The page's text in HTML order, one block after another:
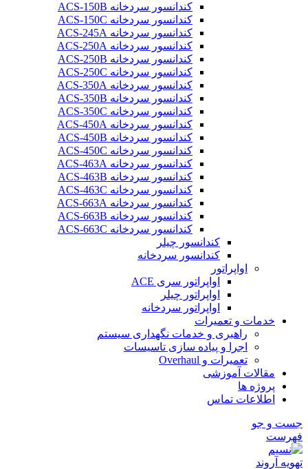
کندانسور سردخانه ACS-150B
کندانسور سردخانه ACS-150C
کندانسور سردخانه ACS-245A
کندانسور سردخانه ACS-250A
کندانسور سردخانه ACS-250B
کندانسور سردخانه ACS-250C
کندانسور سردخانه ACS-350A
کندانسور سردخانه ACS-350B
کندانسور سردخانه ACS-350C
کندانسور سردخانه ACS-450A
کندانسور سردخانه ACS-450B
کندانسور سردخانه ACS-450C
کندانسور سردخانه ACS-463A
کندانسور سردخانه ACS-463B
کندانسور سردخانه ACS-463C
کندانسور سردخانه ACS-663A
کندانسور سردخانه ACS-663B
کندانسور سردخانه ACS-663C
کندانسور چیلر
کندانسور سردخانه
اواپراتور
اواپراتور سری ACE
اواپراتور چیلر
اواپراتور سردخانه
خدمات و تعمیرات
راهبری و خدمات نگهداری سیستم
اجرا و پیاده سازی تاسیسات
تعمیرات و Overhaul
مقالات آموزشی
پروژه ها
اطلاعات تماس
جست و جو
فهرست